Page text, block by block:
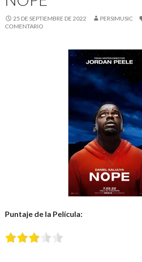
25 DE SEPTIEMBRE DE 2022 PERSIMUSIC
COMENTARIO
Puntaje de la Película: